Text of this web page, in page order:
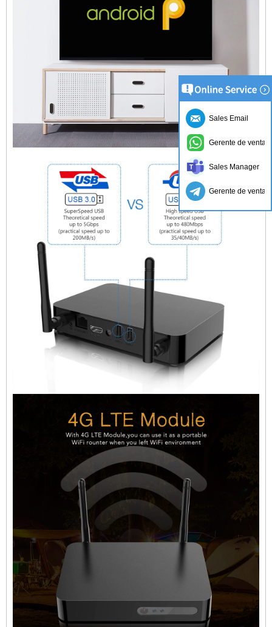
Sales Email
Gerente de ventas
Sales Manager
Gerente de ventas